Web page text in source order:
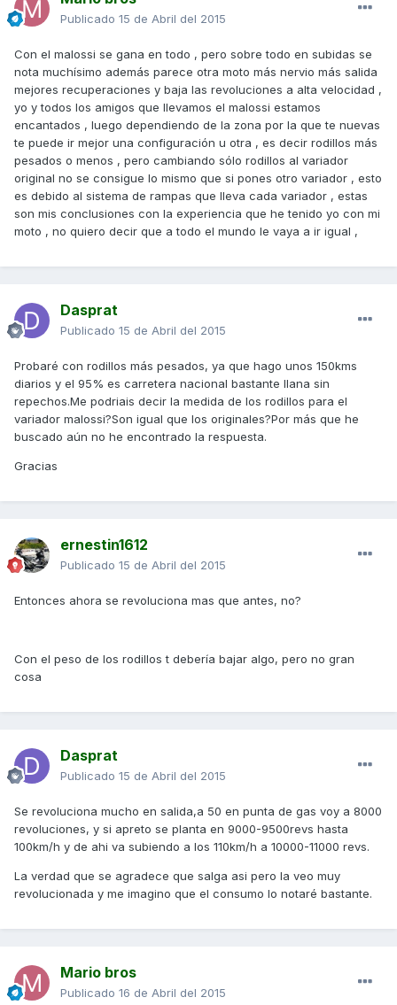
Publicado 15 de Abril del 2015
Con el malossi se gana en todo , pero sobre todo en subidas se
nota muchísimo además parece otra moto más nervio más salida
mejores recuperaciones y baja las revoluciones a alta velocidad ,
yo y todos los amigos que llevamos el malossi estamos
encantados , luego dependiendo de la zona por la que te nuevas
te puede ir mejor una configuración u otra , es decir rodillos más
pesados o menos , pero cambiando sólo rodillos al variador
original no se consigue lo mismo que si pones otro variador , esto
es debido al sistema de rampas que lleva cada variador , estas
son mis conclusiones con la experiencia que he tenido yo con mi
moto , no quiero decir que a todo el mundo le vaya a ir igual ,
Dasprat
Publicado 15 de Abril del 2015
Probaré con rodillos más pesados, ya que hago unos 150kms
diarios y el 95% es carretera nacional bastante llana sin
repechos.Me podriais decir la medida de los rodillos para el
variador malossi?Son igual que los originales?Por más que he
buscado aún no he encontrado la respuesta.
Gracias
ernestin1612
Publicado 15 de Abril del 2015
Entonces ahora se revoluciona mas que antes, no?
Con el peso de los rodillos t debería bajar algo, pero no gran
cosa
Dasprat
Publicado 15 de Abril del 2015
Se revoluciona mucho en salida,a 50 en punta de gas voy a 8000
revoluciones, y si apreto se planta en 9000-9500revs hasta
100km/h y de ahi va subiendo a los 110km/h a 10000-11000 revs.
La verdad que se agradece que salga asi pero la veo muy
revolucionada y me imagino que el consumo lo notaré bastante.
Mario bros
Publicado 16 de Abril del 2015